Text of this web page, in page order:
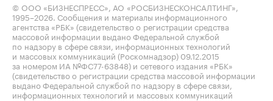
© ООО «БИЗНЕСПРЕСС», АО «РОСБИЗНЕСКОНСАЛТИНГ»,
1995–2026. Сообщения и материалы информационного
агентства «РБК» (свидетельство о регистрации средства
массовой информации выдано Федеральной службой
по надзору в сфере связи, информационных технологий
и массовых коммуникаций (Роскомнадзор) 09.12.2015
за номером ИА №ФС77-63848) и сетевого издания «РБК»
(свидетельство о регистрации средства массовой информации
выдано Федеральной службой по надзору в сфере связи,
информационных технологий и массовых коммуникаций